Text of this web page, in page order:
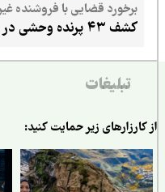
برخورد قضایی با فروشنده غیرمجاز
کشف ۴۳ پرنده وحشی در مبارکه
تبلیغات
زیر حمایت کنید: